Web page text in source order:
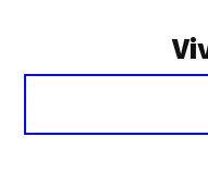
Voice
Vivekananda